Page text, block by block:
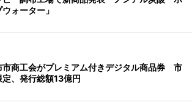
ウォーター」
市商工会がプレミアム付きデジタル商品券 市
定、発行総額13億円